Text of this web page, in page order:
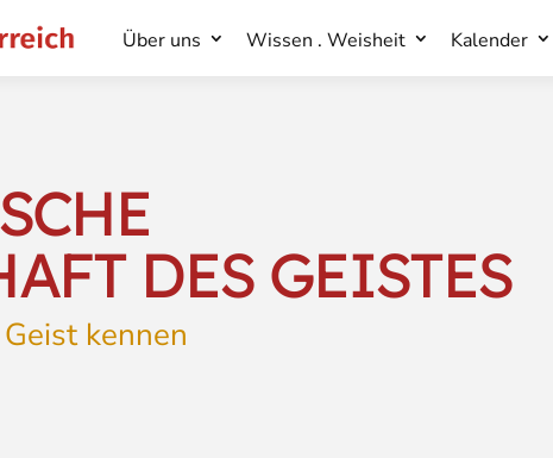
Über uns Wissen . Weisheit Kalender
Über uns Wissen . Weisheit Kalender
DES GEISTES
kennen